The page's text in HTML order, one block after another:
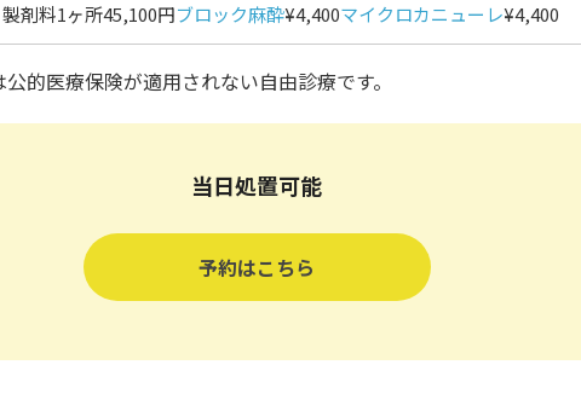
製剤料1ヶ所45,100円ブロック麻酔¥4,400マイクロカニューレ¥4,400
的医療保険が適用されない自由診療です。
当日処置可能
予約はこちら